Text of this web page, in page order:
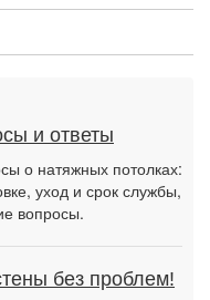
и ответы
о натяжных потолках:
уход и срок службы,
вопросы.
без проблем!